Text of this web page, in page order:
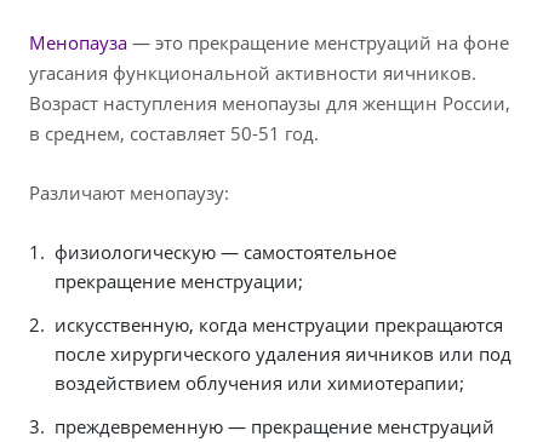
Менопауза — это прекращение менструаций на фоне
угасания функциональной активности яичников.
Возраст наступления менопаузы для женщин России,
в среднем, составляет 50-51 год.
Различают менопаузу:
физиологическую — самостоятельное
прекращение менструации;
искусственную, когда менструации прекращаются
после хирургического удаления яичников или под
воздействием облучения или химиотерапии;
преждевременную — прекращение менструаций